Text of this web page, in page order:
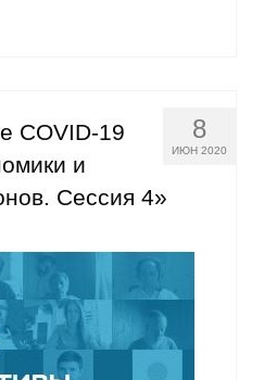
8
ИЮН 2020
COVID-19
и
Сессия 4»